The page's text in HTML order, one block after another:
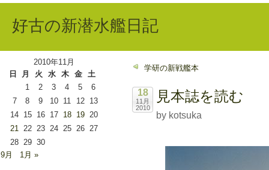
好古の新潜水艦日記
学研の新戦艦本
18
11月
2010
見本誌を読む
by kotsuka
2010年11月
日
月 火 水 木 金
土
1
2 3 4 5
6
7
8 9 10 11 12
13
14 15 16 17 18 19 20
21 22 23 24 25 26 27
28 29 30
月
1月 »